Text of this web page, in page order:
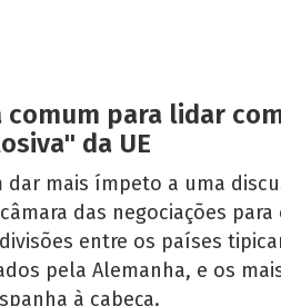
comum para lidar
da UE
dar mais ímpeto a uma
das negociações
entre os países
pela Alemanha, e os
à cabeça.